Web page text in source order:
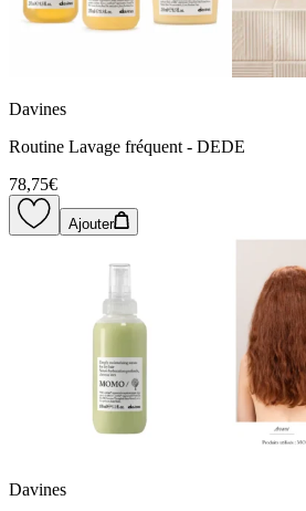
Davines
Routine Lavage fréquent - DEDE
78,75€
Ajouter
Davines